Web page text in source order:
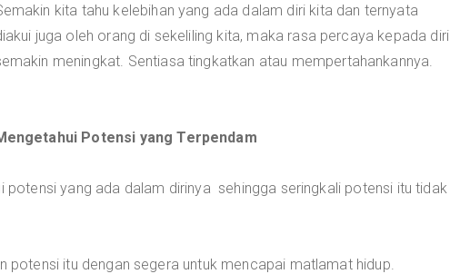
kita tahu kelebihan yang ada dalam diri kita dan ternyata
juga oleh orang di sekeliling kita, maka rasa percaya kepada diri
meningkat. Sentiasa tingkatkan atau mempertahankannya.
Potensi yang Terpendam
potensi yang ada dalam dirinya sehingga seringkali potensi itu tidak
potensi itu dengan segera untuk mencapai matlamat hidup.